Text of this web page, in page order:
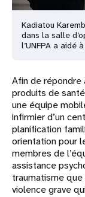
Kadiatou
dans la salle
l’UNFPA a aidé
Afin de répondre
produits de
une équipe
infirmier d’un
planification
orientation pour
membres de
assistance
traumatisme
violence grave